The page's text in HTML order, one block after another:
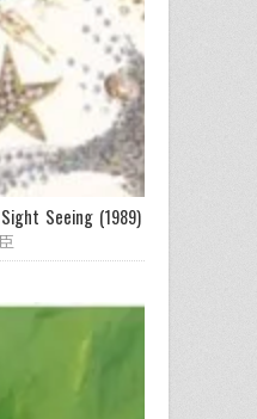
Sight Seeing (1989) / オムニ・サ